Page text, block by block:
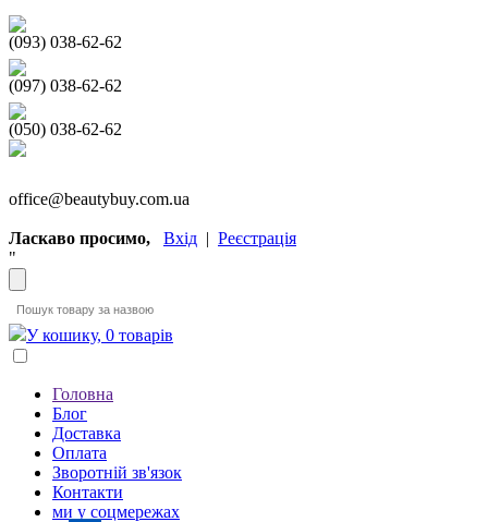
(093) 038-62-62
(097) 038-62-62
(050) 038-62-62
office@beautybuy.com.ua
Ласкаво просимо, Вхід | Реєстрація
"
У кошику, 0 товарів
Головна
Блог
Доставка
Оплата
Зворотній зв'язок
Контакти
ми у соцмережах